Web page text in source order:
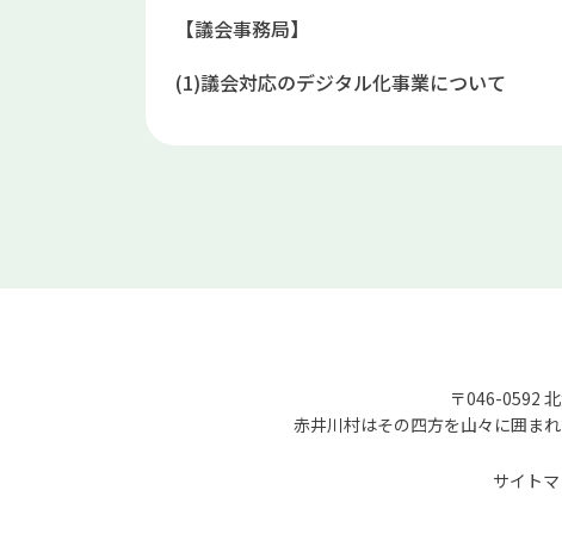
【議会事務局】
(1)議会対応のデジタル化事業について
〒046-0592
赤井川村はその四方を山々に囲ま
サイト